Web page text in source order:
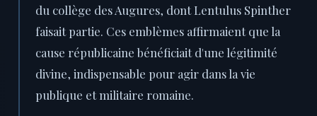
du collège des Augures, dont Lentulus Spinther
faisait partie. Ces emblèmes affirmaient que la
cause républicaine bénéficiait d'une légitimité
divine, indispensable pour agir dans la vie
publique et militaire romaine.